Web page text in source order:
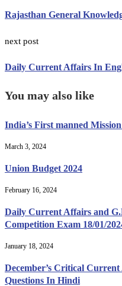
Rajasthan General
next post
Daily Current Affairs In
You may also like
India’s First manned
March 3, 2024
Union Budget 2024
February 16, 2024
Daily Current Affairs and
Competition Exam 18/01/
January 18, 2024
December’s Critical
Questions In Hindi